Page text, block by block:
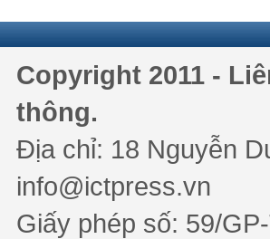
Copyright 2011 -
thông.
Địa chỉ: 18 Nguyễn
info@ictpress.vn
Giấy phép số: 59/